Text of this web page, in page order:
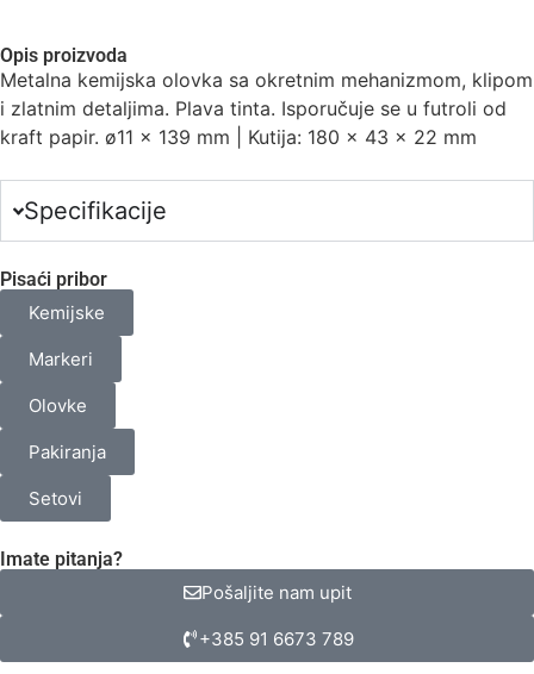
odabranih
proizvoda.
Your
total
is
0,00 €
Opis proizvoda
Metalna kemijska olovka sa okretnim mehanizmom, klipom
i zlatnim detaljima. Plava tinta. Isporučuje se u futroli od
kraft papir. ø11 x 139 mm | Kutija: 180 x 43 x 22 mm
Specifikacije
Pisaći pribor
Kemijske
Markeri
Olovke
Pakiranja
Setovi
Imate pitanja?
Pošaljite nam upit
+385 91 6673 789